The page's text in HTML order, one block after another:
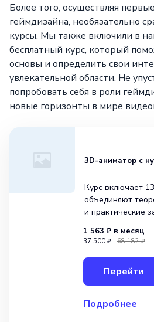
Более того, осуществляя
геймдизайна, необязательно
курсы. Мы также включили в
бесплатный курс, который
основы и определить свои
увлекательной области. Не
попробовать себя в роли
новые горизонты в мире
3D-аниматор с
Курс включает
объединяют
и практические
людей и
а также
раз
1 563 ₽ в месяц
37 500 ₽ 68 182 ₽
Перейти
Подробнее